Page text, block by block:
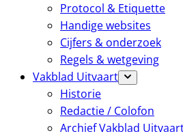
Protocol & Etiquette
Handige websites
Cijfers & onderzoek
Regels & wetgeving
Vakblad Uitvaart
Historie
Redactie / Colofon
Archief Vakblad